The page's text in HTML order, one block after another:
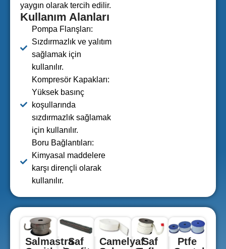
yaygın olarak tercih edilir.
Kullanım Alanları
Pompa Flanşları:
Sızdırmazlık ve yalıtım
sağlamak için
kullanılır.
Kompresör Kapakları:
Yüksek basınç
koşullarında
sızdırmazlık sağlamak
için kullanılır.
Boru Bağlantıları:
Kimyasal maddelere
karşı dirençli olarak
kullanılır.
SalmastraSaf
CamelyafSaf
Ptfe